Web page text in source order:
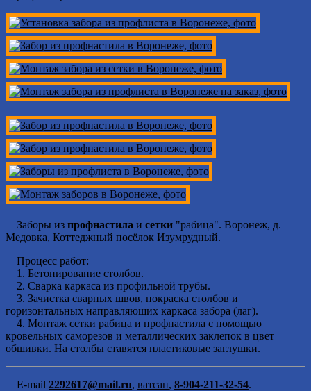
Заборы из профнастила и сетки "рабица". Воронеж, д.
Медовка, Коттеджный посёлок Изумрудный.
Процесс работ:
1. Бетонирование столбов.
2. Сварка каркаса из профильной трубы.
3. Зачистка сварных швов, покраска столбов и
горизонтальных направляющих каркаса забора (лаг).
4. Монтаж сетки рабица и профнастила с помощью
кровельных саморезов и металлических заклепок в цвет
обшивки. На столбы ставятся пластиковые заглушки.
E-mail 2292617@mail.ru, ватсап, 8-904-211-32-54.